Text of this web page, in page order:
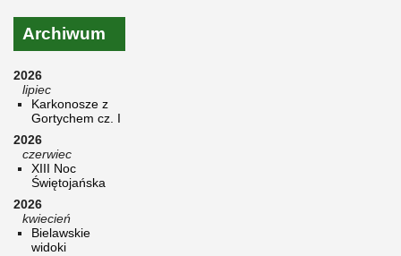
Archiwum
2026
lipiec
Karkonosze z
Gortychem cz. I
2026
czerwiec
XIII Noc
Świętojańska
2026
kwiecień
Bielawskie
widoki